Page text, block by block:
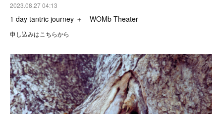
2023.08.27 04:13
1 day tantric journey ＋ WOMb Theater
申し込みはこちらから